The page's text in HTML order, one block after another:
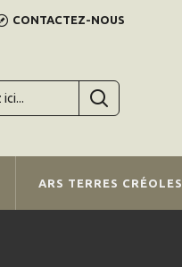
CONTACTEZ-NOUS
ARS TERRES CRÉOLES